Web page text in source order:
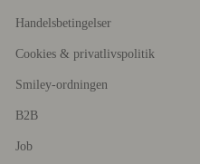
Handelsbetingelser
Cookies & privatlivspolitik
Smiley-ordningen
B2B
Job